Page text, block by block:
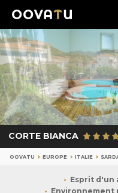
CORTE BIANCA
OOVATU EUROPE ITALIE
Esprit d'un
Environnement